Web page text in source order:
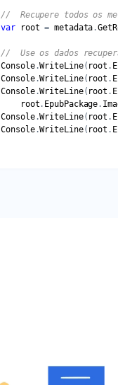
//  Recupere todos os
var
root = metadata .
//  Use os dados
Console.WriteLine( root .
Console.WriteLine( root .
Console.WriteLine( root .
root . EpubPackage .
Console.WriteLine( root .
Console.WriteLine( root .